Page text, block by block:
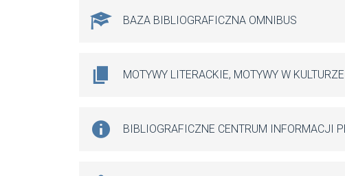
BAZA BIBLIOGRAFICZNA OMNIBUS
MOTYWY LITERACKIE, MOTYWY W KULTURZE
BIBLIOGRAFICZNE CENTRUM INFORMACJI